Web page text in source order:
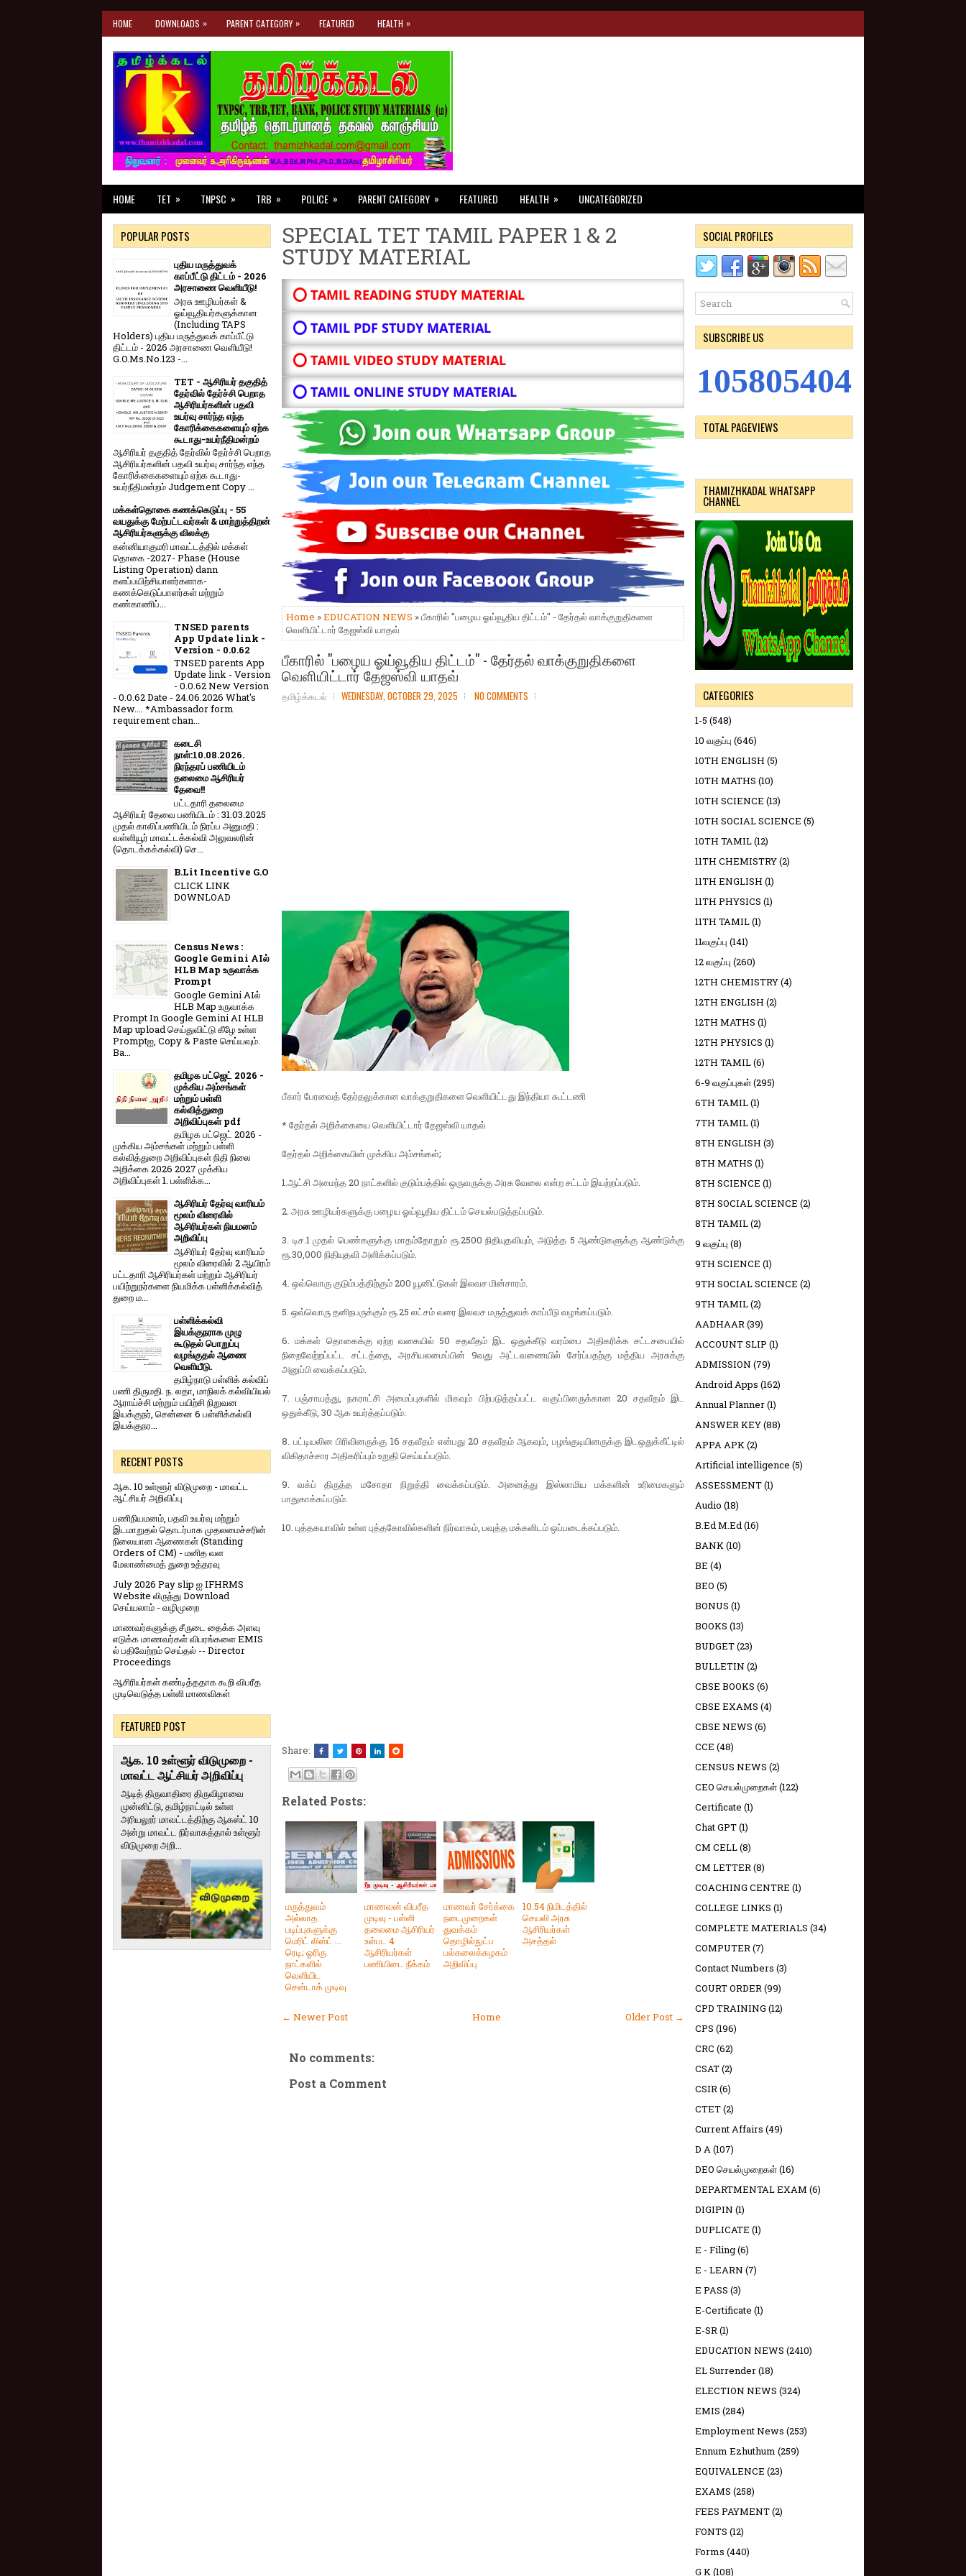
HOME DOWNLOADS » PARENT CATEGORY » FEATURED HEALTH »
HOME TET » TNPSC » TRB » POLICE » PARENT CATEGORY » FEATURED HEALTH » UNCATEGORIZED
SPECIAL TET TAMIL PAPER 1 & 2
STUDY MATERIAL
⭕ TAMIL READING STUDY MATERIAL
⭕ TAMIL PDF STUDY MATERIAL
⭕ TAMIL VIDEO STUDY MATERIAL
⭕ TAMIL ONLINE STUDY MATERIAL
Home »EDUCATION NEWS » பீகாரில் "பழைய ஓய்வூதிய திட்டம்" - தேர்தல் வாக்குறுதிகளை
வெளியிட்டார் தேஜஸ்வி யாதவ்
பீகாரில் "பழைய ஓய்வூதிய திட்டம்" - தேர்தல் வாக்குறுதிகளை
வெளியிட்டார் தேஜஸ்வி யாதவ்
தமிழ்க்கடல் WEDNESDAY, OCTOBER 29, 2025 NO COMMENTS
பீகார் பேரவைத் தேர்தலுக்கான வாக்குறுதிகளை வெளியிட்டது இந்தியா கூட்டணி
* தேர்தல் அறிக்கையை வெளியிட்டார் தேஜஸ்வி யாதவ்
தேர்தல் அறிக்கையின் முக்கிய அம்சங்கள்;
1.ஆட்சி அமைந்த 20 நாட்களில் குடும்பத்தில் ஒருவருக்கு அரசு வேலை என்ற சட்டம் இயற்றப்படும்.
2. அரசு ஊழியர்களுக்கு பழைய ஓய்வூதிய திட்டம் செயல்படுத்தப்படும்.
3. டிச.1 முதல் பெண்களுக்கு மாதம்தோறும் ரூ.2500 நிதியுதவியும், அடுத்த 5 ஆண்டுகளுக்கு ஆண்டுக்கு
ரூ.30,000 நிதியுதவி அளிக்கப்படும்.
4. ஒவ்வொரு குடும்பத்திற்கும் 200 யூனிட்டுகள் இலவச மின்சாரம்.
5. ஒவ்வொரு தனிநபருக்கும் ரூ.25 லட்சம் வரை இலவச மருத்துவக் காப்பீடு வழங்கப்படும்.
6. மக்கள் தொகைக்கு ஏற்ற வகையில் 50 சதவீதம் இட ஒதுக்கீடு வரம்பை அதிகரிக்க சட்டசபையில்
நிறைவேற்றப்பட்ட சட்டத்தை, அரசியலமைப்பின் 9வது அட்டவணையில் சேர்ப்பதற்கு மத்திய அரசுக்கு
அனுப்பி வைக்கப்படும்.
7. பஞ்சாயத்து, நகராட்சி அமைப்புகளில் மிகவும் பிற்படுத்தப்பட்ட வகுப்பினருக்கான 20 சதவீதம் இட
ஒதுக்கீடு, 30 ஆக உயர்த்தப்படும்.
8. பட்டியலின பிரிவினருக்கு 16 சதவீதம் என்பது 20 சதவீதம் ஆகவும், பழங்குடியினருக்கு இடஒதுக்கீட்டில்
விகிதாச்சார அதிகரிப்பும் உறுதி செய்யப்படும்.
9. வக்ப் திருத்த மசோதா நிறுத்தி வைக்கப்படும். அனைத்து இஸ்லாமிய மக்களின் உரிமைகளும்
பாதுகாக்கப்படும்.
10. புத்தகயாவில் உள்ள புத்தகோவில்களின் நிர்வாகம், பவுத்த மக்களிடம் ஒப்படைக்கப்படும்.
Share:
Related Posts:
மருத்துவம்
அல்லாத
படிப்புகளுக்கு
மெரிட் லிஸ்ட் ...
ரெடி; ஓரிரு
நாட்களில்
வெளியிட
சென்டாக் முடிவு
மாணவன் விபரீத
முடிவு - பள்ளி
தலைமை ஆசிரியர்
உள்பட 4
ஆசிரியர்கள்
பணியிடை நீக்கம்
மாணவர் சேர்க்கை
நடைமுறைகள்
துவக்கம்
தொழில்நுட்ப
பல்கலைக்கழகம்
அறிவிப்பு
10.54 நிமிடத்தில்
செயலி அரசு
ஆசிரியர்கள்
அசத்தல்
← Newer Post Older Post →
Home
No comments:
Post a Comment
POPULAR POSTS
புதிய மருத்துவக்
காப்பீட்டு திட்டம் - 2026
அரசாணை வெளியீடு!
அரசு ஊழியர்கள் &
ஓய்வூதியர்களுக்கான
(Including TAPS
Holders) புதிய மருத்துவக் காப்பீட்டு
திட்டம் - 2026 அரசாணை வெளியீடு!
G.O.Ms.No.123 -...
TET - ஆசிரியர் தகுதித்
தேர்வில் தேர்ச்சி பெறாத
ஆசிரியர்களின் பதவி
உயர்வு சார்ந்த எந்த
கோரிக்கைகளையும் ஏற்க
கூடாது-உயர்நீதிமன்றம்
ஆசிரியர் தகுதித் தேர்வில் தேர்ச்சி பெறாத
ஆசிரியர்களின் பதவி உயர்வு சார்ந்த எந்த
கோரிக்கைகளையும் ஏற்க கூடாது-
உயர்நீதிமன்றம் Judgement Copy ...
மக்கள்தொகை கணக்கெடுப்பு - 55
வயதுக்கு மேற்பட்டவர்கள் & மாற்றுத்திறன்
ஆசிரியர்களுக்கு விலக்கு
கன்னியாகுமரி மாவட்டத்தில் மக்கள்
தொகை -2027- Phase (House
Listing Operation) dann
களப்பயிற்சியாளர்களாக-
கணக்கெடுப்பாளர்கள் மற்றும்
கண்காணிப்...
TNSED parents
App Update link -
Version - 0.0.62
TNSED parents App
Update link - Version
- 0.0.62 New Version
- 0.0.62 Date - 24.06.2026 What's
New.... *Ambassador form
requirement chan...
கடைசி
நாள்:10.08.2026.
நிரந்தரப் பணியிடம்
தலைமை ஆசிரியர்
தேவை!!
பட்டதாரி தலைமை
ஆசிரியர் தேவை பணியிடம் : 31.03.2025
முதல் காலிப்பணியிடம் நிரப்ப அனுமதி :
வள்ளியூர் மாவட்டக்கல்வி அலுவலரின்
(தொடக்கக்கல்வி) செ...
B.Lit Incentive G.O
CLICK LINK
DOWNLOAD
Census News :
Google Gemini AIல்
HLB Map உருவாக்க
Prompt
Google Gemini AIல்
HLB Map உருவாக்க
Prompt In Google Gemini AI HLB
Map upload செய்துவிட்டு கீழே உள்ள
Promptஐ, Copy & Paste செய்யவும்.
Ba...
தமிழக பட்ஜெட் 2026 -
முக்கிய அம்சங்கள்
மற்றும் பள்ளி
கல்வித்துறை
அறிவிப்புகள் pdf
தமிழக பட்ஜெட் 2026 -
முக்கிய அம்சங்கள் மற்றும் பள்ளி
கல்வித்துறை அறிவிப்புகள் நிதி நிலை
அறிக்கை 2026 2027 முக்கிய
அறிவிப்புகள் 1. பள்ளிக்க...
ஆசிரியர் தேர்வு வாரியம்
மூலம் விரைவில்
ஆசிரியர்கள் நியமனம்
அறிவிப்பு
ஆசிரியர் தேர்வு வாரி​யம்
மூலம் விரை​வில் 2 ஆயிரம்
பட்​ட​தாரி ஆசிரியர்​கள் மற்​றும் ஆசிரியர்
பயிற்றுநர்​களை நியமிக்க பள்​ளிக்​கல்​வித்​
துறை ம...
பள்ளிக்கல்வி
இயக்குநராக முழு
கூடுதல் பொறுப்பு
வழங்குதல் ஆணை
வெளியீடு.
தமிழ்நாடு பள்ளிக் கல்விப்
பணி திருமதி. ந. லதா, மாநிலக் கல்வியியல்
ஆராய்ச்சி மற்றும் பயிற்சி நிறுவன
இயக்குநர், சென்னை 6 பள்ளிக்கல்வி
இயக்குநர...
RECENT POSTS
ஆக. 10 உள்ளூர் விடுமுறை - மாவட்ட
ஆட்சியர் அறிவிப்பு
பணிநியமனம், பதவி உயர்வு மற்றும்
இடமாறுதல் தொடர்பாக முதலமைச்சரின்
நிலையான ஆணைகள் (Standing
Orders of CM) - மனித வள
மேலாண்மைத் துறை உத்தரவு
July 2026 Pay slip ஐ IFHRMS
Website லிருந்து Download
செய்யலாம் - வழிமுறை
மாணவர்களுக்கு சீருடை தைக்க அளவு
எடுக்க மாணவர்கள் விபரங்களை EMIS
ல் பதிவேற்றம் செய்தல் -- Director
Proceedings
ஆசிரியர்கள் கண்டித்ததாக கூறி விபரீத
முடிவெடுத்த பள்ளி மாணவிகள்
FEATURED POST
ஆக. 10 உள்ளூர் விடுமுறை -
மாவட்ட ஆட்சியர் அறிவிப்பு
ஆடித் திருவாதிரை திருவிழாவை
முன்னிட்டு, தமிழ்நாட்டில் உள்ள
அரியலூர் மாவட்டத்திற்கு ஆகஸ்ட் 10
அன்று மாவட்ட நிர்வாகத்தால் உள்ளூர்
விடுமுறை அறி...
SOCIAL PROFILES
SUBSCRIBE US
105805404
TOTAL PAGEVIEWS
THAMIZHKADAL WHATSAPP
CHANNEL
CATEGORIES
1-5 (548)
10 வகுப்பு (646)
10TH ENGLISH (5)
10TH MATHS (10)
10TH SCIENCE (13)
10TH SOCIAL SCIENCE (5)
10TH TAMIL(12)
11TH CHEMISTRY(2)
11TH ENGLISH (1)
11TH PHYSICS (1)
11TH TAMIL(1)
11வகுப்பு (141)
12 வகுப்பு (260)
12TH CHEMISTRY(4)
12TH ENGLISH (2)
12TH MATHS (1)
12TH PHYSICS (1)
12TH TAMIL(6)
6-9 வகுப்புகள்(295)
6TH TAMIL(1)
7TH TAMIL(1)
8TH ENGLISH (3)
8TH MATHS (1)
8TH SCIENCE (1)
8TH SOCIAL SCIENCE (2)
8TH TAMIL(2)
9 வகுப்பு (8)
9TH SCIENCE (1)
9TH SOCIAL SCIENCE (2)
9TH TAMIL(2)
AADHAAR(39)
ACCOUNT SLIP (1)
ADMISSION (79)
Android Apps (162)
Annual Planner(1)
ANSWER KEY(88)
APPA APK(2)
Artificial intelligence (5)
ASSESSMENT(1)
Audio (18)
B.Ed M.Ed(16)
BANK(10)
BE (4)
BEO (5)
BONUS (1)
BOOKS (13)
BUDGET(23)
BULLETIN (2)
CBSE BOOKS (6)
CBSE EXAMS (4)
CBSE NEWS (6)
CCE (48)
CENSUS NEWS (2)
CEO செயல்முறைகள்(122)
Certificate (1)
Chat GPT(1)
CM CELL(8)
CM LETTER(8)
COACHING CENTRE (1)
COLLEGE LINKS (1)
COMPLETE MATERIALS (34)
COMPUTER(7)
Contact Numbers (3)
COURT ORDER(99)
CPD TRAINING (12)
CPS (196)
CRC (62)
CSAT(2)
CSIR(6)
CTET(2)
Current Affairs (49)
D A(107)
DEO செயல்முறைகள்(16)
DEPARTMENTAL EXAM (6)
DIGIPIN (1)
DUPLICATE (1)
E - Filing(6)
E - LEARN (7)
E PASS (3)
E-Certificate (1)
E-SR(1)
EDUCATION NEWS (2410)
EL Surrender(18)
ELECTION NEWS (324)
EMIS (284)
Employment News (253)
Ennum Ezhuthum (259)
EQUIVALENCE (23)
EXAMS (258)
FEES PAYMENT(2)
FONTS (12)
Forms (440)
G K(108)